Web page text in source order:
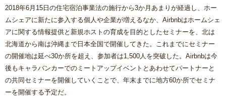
2018年6月15日の住宅宿泊事業法の施行から3か月あまりが経過し、ホー
ムシェアに新たに参入する個人や企業が増えるなか、Airbnbはホームシェ
アに関する情報提供と新規ホストの育成を目的としたセミナーを、北は
北海道から南は沖縄まで日本全国で開催してきた。これまでにセミナー
の開催地は延べ30か所を超え、参加者は1,500人を突破した。Airbnbは今
後もキャラバンカーでのミートアップイベントとあわせてパートナーと
の共同セミナーを開催していくことで、年末までに地方60か所でセミナ
ーを開催する予定だ。